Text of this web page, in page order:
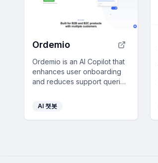
Ordemio
Ordemio is an AI Copilot that
enhances user onboarding
and reduces support queries
real-time answers using your
custom data.
AI 챗봇